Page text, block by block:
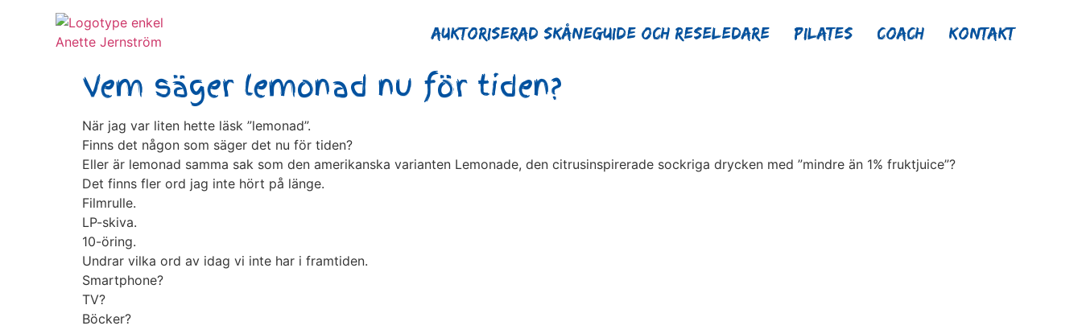
Auktoriserad Skåneguide och Reseledare Pilates Coach Kontakt
Vem säger lemonad nu för tiden?
När jag var liten hette läsk ”lemonad”.
Finns det någon som säger det nu för tiden?
Eller är lemonad samma sak som den amerikanska varianten Lemonade, den citrusinspirerade sockriga drycken med ”mindre än 1% fruktjuice”?
Det finns fler ord jag inte hört på länge.
Filmrulle.
LP-skiva.
10-öring.
Undrar vilka ord av idag vi inte har i framtiden.
Smartphone?
TV?
Böcker?